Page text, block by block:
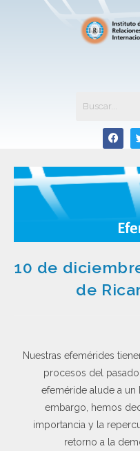
10 de
de
Nuestras efemérides
procesos del pasado
efeméride alude a un
embargo, hemos
importancia y la
retorno a la